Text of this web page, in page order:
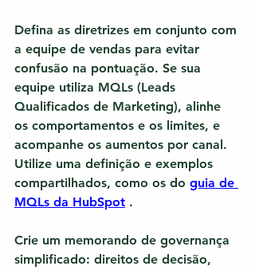
Defina as diretrizes em conjunto com
a equipe de vendas para evitar
confusão na pontuação. Se sua
equipe utiliza MQLs (Leads
Qualificados de Marketing), alinhe
os comportamentos e os limites, e
acompanhe os aumentos por canal.
Utilize uma definição e exemplos
compartilhados, como os do guia de
MQLs da HubSpot .
Crie um memorando de governança
simplificado: direitos de decisão,